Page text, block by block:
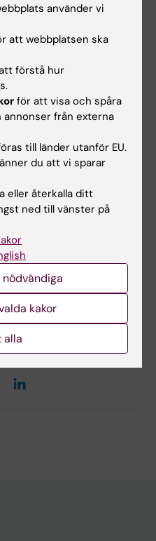
orsaker och
av diabetes.
av mindre kända
latent autoimmun
sedan flera år
LADA men
internationella
använder vi
att webbplatsen ska
förstå hur
för att visa och spåra
annonser från externa
till länder utanför EU.
du att vi sparar
eller återkalla ditt
ned till vänster på
kakor
alla